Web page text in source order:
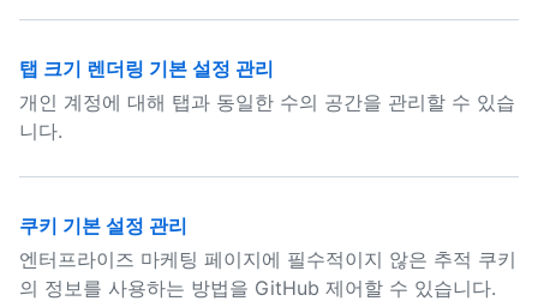
탭 크기 렌더링 기본 설정 관리
개인 계정에 대해 탭과 동일한 수의 공간을 관리할 수 있습
니다.
쿠키 기본 설정 관리
엔터프라이즈 마케팅 페이지에 필수적이지 않은 추적 쿠키
의 정보를 사용하는 방법을 GitHub 제어할 수 있습니다.